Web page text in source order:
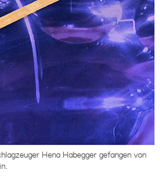
Hena Habegger gefangen von